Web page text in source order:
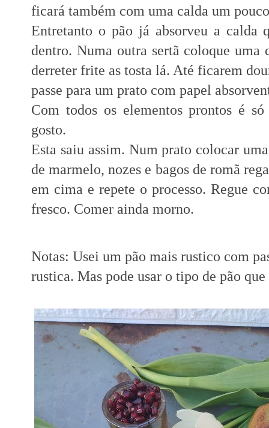
ficará também com uma calda um
Entretanto o pão já absorveu a calda
dentro. Numa outra sertã coloque uma
derreter frite as tosta lá. Até ficarem
passe para um prato com papel
Com todos os elementos prontos é
gosto.
Esta saiu assim. Num prato colocar
de marmelo, nozes e bagos de romã
em cima e repete o processo. Regue
fresco. Comer ainda morno.
Notas: Usei um pão mais rustico com
rustica. Mas pode usar o tipo de pão